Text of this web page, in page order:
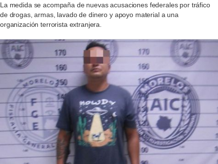
La medida se acompaña de nuevas acusaciones federales por tráfico
de drogas, armas, lavado de dinero y apoyo material a una
organización terrorista extranjera.